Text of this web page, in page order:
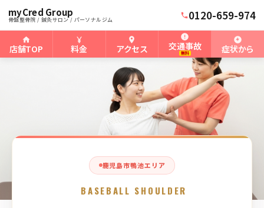
myCred Group
骨盤整骨院 / 鍼灸サロン / パーソナルジム 0120-659-974
店舗TOP 料金 アクセス 交通事故
無料 症状から
ホーム › 鴨池骨盤整骨院
鹿児島市鴨池エリア
BASEBALL SHOULDER